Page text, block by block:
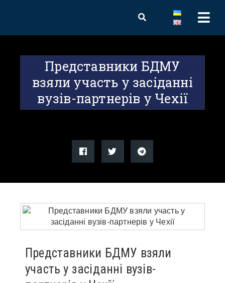
Представники БДМУ
взяли участь у засіданні
вузів-партнерів у Чехії
Представники БДМУ взяли
участь у засіданні вузів-